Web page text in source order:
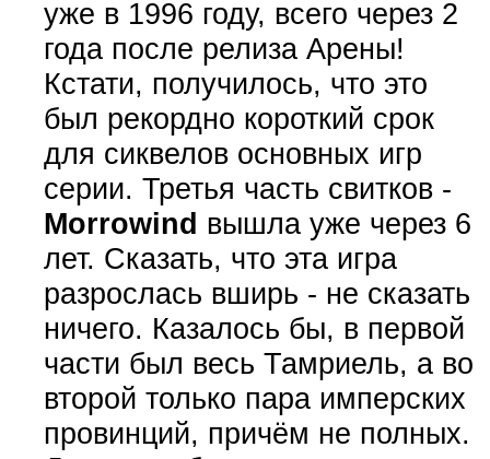
уже в 1996 году, всего через 2
года после релиза Арены!
Кстати, получилось, что это
был рекордно короткий срок
для сиквелов основных игр
серии. Третья часть свитков -
Morrowind вышла уже через 6
лет. Сказать, что эта игра
разрослась вширь - не сказать
ничего. Казалось бы, в первой
части был весь Тамриель, а во
второй только пара имперских
провинций, причём не полных.